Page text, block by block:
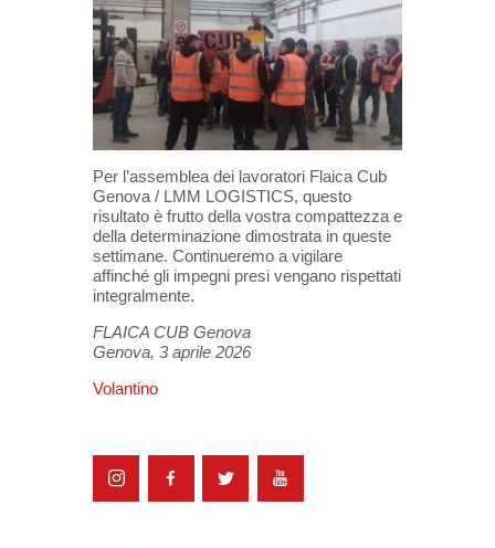
Per l’assemblea dei lavoratori Flaica Cub
Genova / LMM LOGISTICS, questo
risultato è frutto della vostra compattezza e
della determinazione dimostrata in queste
settimane. Continueremo a vigilare
affinché gli impegni presi vengano rispettati
integralmente.
FLAICA CUB Genova
Genova, 3 aprile 2026
Volantino